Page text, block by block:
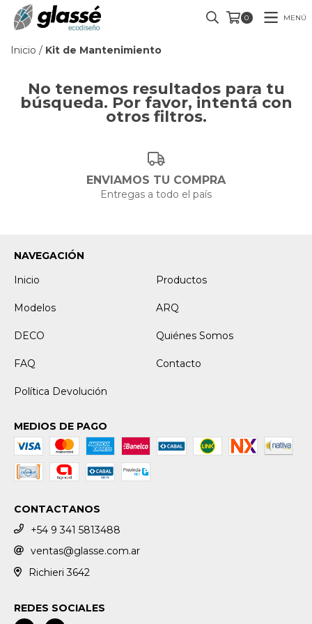
0 MENÚ
Inicio / Kit de Mantenimiento
No tenemos resultados para tu
búsqueda. Por favor, intentá con
otros filtros.
ENVIAMOS TU COMPRA
Entregas a todo el país
NAVEGACIÓN
Inicio
Productos
Modelos ARQ
DECO Quiénes Somos
FAQ Contacto
Política Devolución
MEDIOS DE PAGO
CONTACTANOS
+54 9 341 5813488
ventas@glasse.com.ar
Richieri 3642
REDES SOCIALES